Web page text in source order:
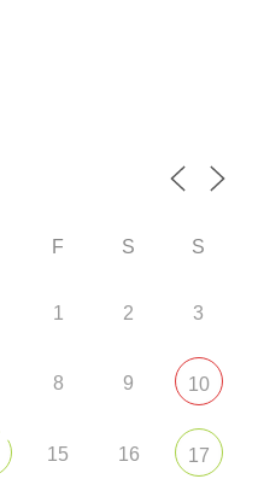
F S S
1 2 3
8 9 10
15 16 17